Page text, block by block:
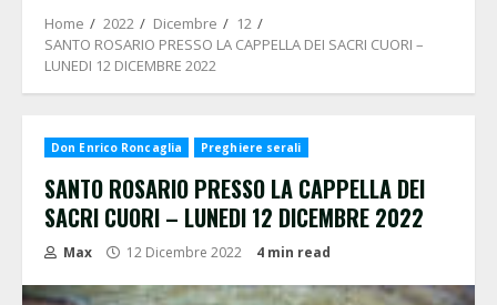
Home 2022 Dicembre
12
SANTO ROSARIO PRESSO LA CAPPELLA DEI SACRI CUORI –
LUNEDI 12 DICEMBRE 2022
Don Enrico Roncaglia Preghiere serali
SANTO ROSARIO PRESSO LA CAPPELLA DEI
SACRI CUORI – LUNEDI 12 DICEMBRE 2022
Max 12 Dicembre 2022 4 min read